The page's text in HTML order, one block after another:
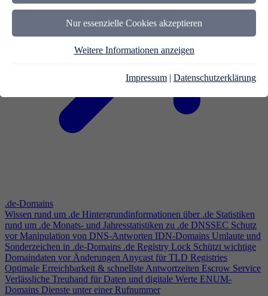
Nur essenzielle Cookies akzeptieren
Weitere Informationen anzeigen
Impressum | Datenschutzerklärung
.de-Domains
Wissen rund um .de Hintergrundinformationen über .de Statistiken
rund um .de Monats- und Jahresstatistiken zu .de DNSSEC Schutz
vor Manipulation von DNS-Antworten IDN-Domains Umlaute und
Sonderzeichen in .de-Domains .de Registry Lock Schützt wichtige
Domaindaten vor ÄnderungenAnycast für TLD Registries
Optimale Erreichbarkeit & schnellste Antwortzeiten Escrow Service
Verlässliche Treuhand für Daten und digitale Werte ENUM-
Domains Dienste unter einer Rufnummer